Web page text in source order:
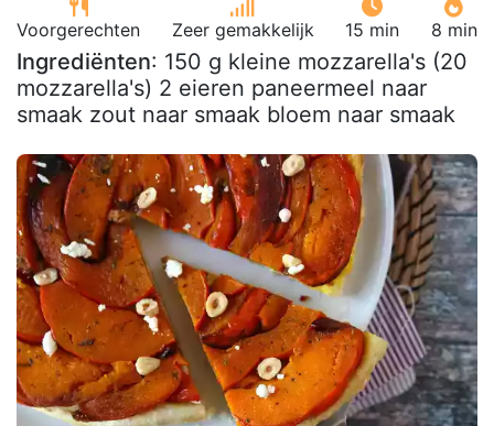
Voorgerechten Zeer gemakkelijk 15 min 8 min
Ingrediënten: 150 g kleine mozzarella's (20
mozzarella's) 2 eieren paneermeel naar
smaak zout naar smaak bloem naar smaak